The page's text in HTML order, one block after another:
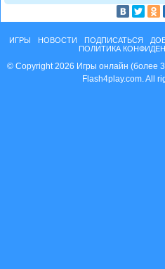
ИГРЫ НОВОСТИ ПОДПИСАТЬСЯ
ПОЛИТИКА
© Copyright 2026 Игры онлайн (более
Flash4play.com. All